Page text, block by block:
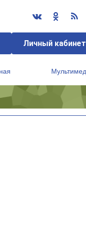
Личный